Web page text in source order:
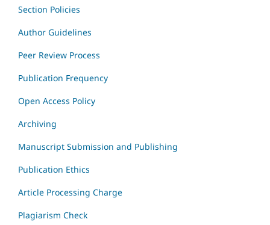
Section Policies
Author Guidelines
Peer Review Process
Publication Frequency
Open Access Policy
Archiving
Manuscript Submission and Publishing
Publication Ethics
Article Processing Charge
Plagiarism Check